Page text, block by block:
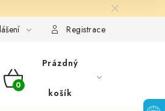
Ochrana osobních údajú
Registrace
NÁKUPNÍ
Prázdný
košík